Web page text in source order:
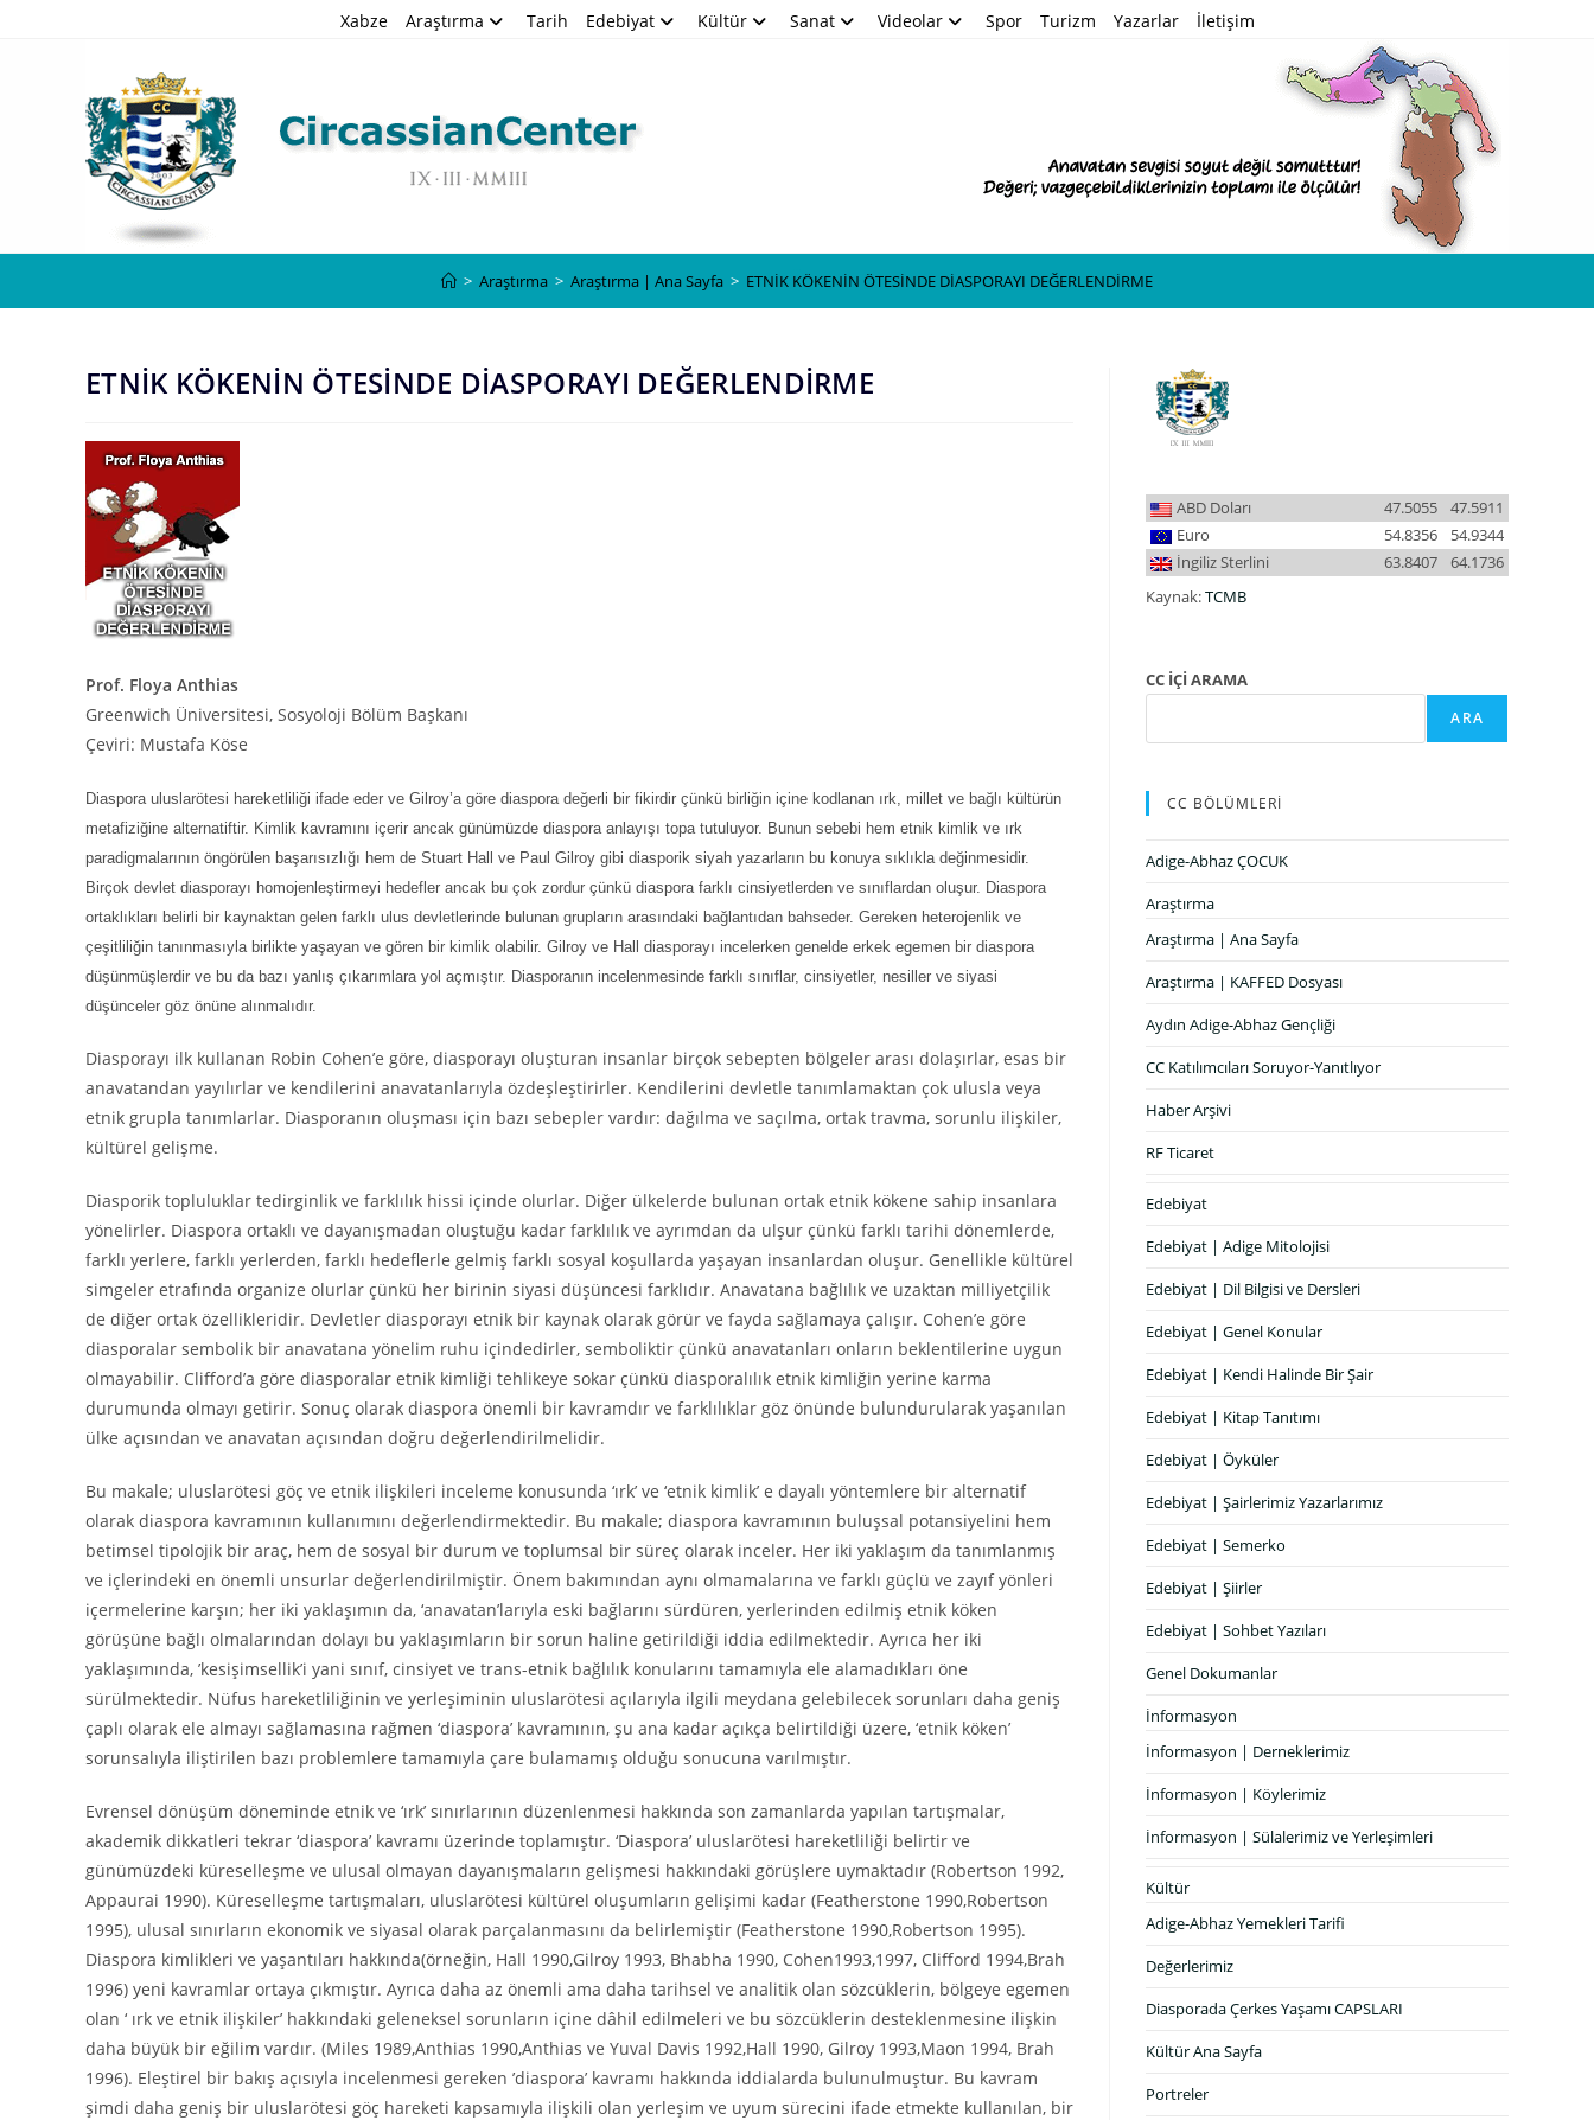
Xabze Araştırma Tarih Edebiyat Kültür Sanat Videolar Spor Turizm Yazarlar İletişim
> Araştırma > Araştırma | Ana Sayfa > ETNİK KÖKENİN ÖTESİNDE DİASPORAYI DEĞERLENDİRME
ETNİK KÖKENİN ÖTESİNDE DİASPORAYI DEĞERLENDİRME
Prof. Floya Anthias
Greenwich Üniversitesi, Sosyoloji Bölüm Başkanı
Çeviri: Mustafa Köse
Diaspora uluslarötesi hareketliliği ifade eder ve Gilroy’a göre diaspora değerli bir fikirdir çünkü birliğin içine kodlanan ırk, millet ve bağlı kültürün
metafiziğine alternatiftir. Kimlik kavramını içerir ancak günümüzde diaspora anlayışı topa tutuluyor. Bunun sebebi hem etnik kimlik ve ırk
paradigmalarının öngörülen başarısızlığı hem de Stuart Hall ve Paul Gilroy gibi diasporik siyah yazarların bu konuya sıklıkla değinmesidir.
Birçok devlet diasporayı homojenleştirmeyi hedefler ancak bu çok zordur çünkü diaspora farklı cinsiyetlerden ve sınıflardan oluşur. Diaspora
ortaklıkları belirli bir kaynaktan gelen farklı ulus devletlerinde bulunan grupların arasındaki bağlantıdan bahseder. Gereken heterojenlik ve
çeşitliliğin tanınmasıyla birlikte yaşayan ve gören bir kimlik olabilir. Gilroy ve Hall diasporayı incelerken genelde erkek egemen bir diaspora
düşünmüşlerdir ve bu da bazı yanlış çıkarımlara yol açmıştır. Diasporanın incelenmesinde farklı sınıflar, cinsiyetler, nesiller ve siyasi
düşünceler göz önüne alınmalıdır.
Diasporayı ilk kullanan Robin Cohen’e göre, diasporayı oluşturan insanlar birçok sebepten bölgeler arası dolaşırlar, esas bir
anavatandan yayılırlar ve kendilerini anavatanlarıyla özdeşleştirirler. Kendilerini devletle tanımlamaktan çok ulusla veya
etnik grupla tanımlarlar. Diasporanın oluşması için bazı sebepler vardır: dağılma ve saçılma, ortak travma, sorunlu ilişkiler,
kültürel gelişme.
Diasporik topluluklar tedirginlik ve farklılık hissi içinde olurlar. Diğer ülkelerde bulunan ortak etnik kökene sahip insanlara
yönelirler. Diaspora ortaklı ve dayanışmadan oluştuğu kadar farklılık ve ayrımdan da ulşur çünkü farklı tarihi dönemlerde,
farklı yerlere, farklı yerlerden, farklı hedeflerle gelmiş farklı sosyal koşullarda yaşayan insanlardan oluşur. Genellikle kültürel
simgeler etrafında organize olurlar çünkü her birinin siyasi düşüncesi farklıdır. Anavatana bağlılık ve uzaktan milliyetçilik
de diğer ortak özellikleridir. Devletler diasporayı etnik bir kaynak olarak görür ve fayda sağlamaya çalışır. Cohen’e göre
diasporalar sembolik bir anavatana yönelim ruhu içindedirler, semboliktir çünkü anavatanları onların beklentilerine uygun
olmayabilir. Clifford’a göre diasporalar etnik kimliği tehlikeye sokar çünkü diasporalılık etnik kimliğin yerine karma
durumunda olmayı getirir. Sonuç olarak diaspora önemli bir kavramdır ve farklılıklar göz önünde bulundurularak yaşanılan
ülke açısından ve anavatan açısından doğru değerlendirilmelidir.
Bu makale; uluslarötesi göç ve etnik ilişkileri inceleme konusunda ‘ırk’ ve ‘etnik kimlik’ e dayalı yöntemlere bir alternatif
olarak diaspora kavramının kullanımını değerlendirmektedir. Bu makale; diaspora kavramının buluşsal potansiyelini hem
betimsel tipolojik bir araç, hem de sosyal bir durum ve toplumsal bir süreç olarak inceler. Her iki yaklaşım da tanımlanmış
ve içlerindeki en önemli unsurlar değerlendirilmiştir. Önem bakımından aynı olmamalarına ve farklı güçlü ve zayıf yönleri
içermelerine karşın; her iki yaklaşımın da, ‘anavatan’larıyla eski bağlarını sürdüren, yerlerinden edilmiş etnik köken
görüşüne bağlı olmalarından dolayı bu yaklaşımların bir sorun haline getirildiği iddia edilmektedir. Ayrıca her iki
yaklaşımında, ’kesişimsellik’i yani sınıf, cinsiyet ve trans-etnik bağlılık konularını tamamıyla ele alamadıkları öne
sürülmektedir. Nüfus hareketliliğinin ve yerleşiminin uluslarötesi açılarıyla ilgili meydana gelebilecek sorunları daha geniş
çaplı olarak ele almayı sağlamasına rağmen ‘diaspora’ kavramının, şu ana kadar açıkça belirtildiği üzere, ‘etnik köken’
sorunsalıyla iliştirilen bazı problemlere tamamıyla çare bulamamış olduğu sonucuna varılmıştır.
Evrensel dönüşüm döneminde etnik ve ‘ırk’ sınırlarının düzenlenmesi hakkında son zamanlarda yapılan tartışmalar,
akademik dikkatleri tekrar ‘diaspora’ kavramı üzerinde toplamıştır. ‘Diaspora’ uluslarötesi hareketliliği belirtir ve
günümüzdeki küreselleşme ve ulusal olmayan dayanışmaların gelişmesi hakkındaki görüşlere uymaktadır (Robertson 1992,
Appaurai 1990). Küreselleşme tartışmaları, uluslarötesi kültürel oluşumların gelişimi kadar (Featherstone 1990,Robertson
1995), ulusal sınırların ekonomik ve siyasal olarak parçalanmasını da belirlemiştir (Featherstone 1990,Robertson 1995).
Diaspora kimlikleri ve yaşantıları hakkında(örneğin, Hall 1990,Gilroy 1993, Bhabha 1990, Cohen1993,1997, Clifford 1994,Brah
1996) yeni kavramlar ortaya çıkmıştır. Ayrıca daha az önemli ama daha tarihsel ve analitik olan sözcüklerin, bölgeye egemen
olan ‘ ırk ve etnik ilişkiler’ hakkındaki geleneksel sorunların içine dâhil edilmeleri ve bu sözcüklerin desteklenmesine ilişkin
daha büyük bir eğilim vardır. (Miles 1989,Anthias 1990,Anthias ve Yuval Davis 1992,Hall 1990, Gilroy 1993,Maon 1994, Brah
1996). Eleştirel bir bakış açısıyla incelenmesi gereken ’diaspora’ kavramı hakkında iddialarda bulunulmuştur. Bu kavram
şimdi daha geniş bir uluslarötesi göç hareketi kapsamıyla ilişkili olan yerleşim ve uyum sürecini ifade etmekte kullanılan, bir
ABD Doları 47.5911
47.5055
Euro
54.9344
54.8356
İngiliz Sterlini
64.1736
63.8407
Kaynak:TCMB
CC İÇİ ARAMA
ARA
CC BÖLÜMLERİ
Adige-Abhaz ÇOCUK
Araştırma
Araştırma | Ana Sayfa
Araştırma | KAFFED Dosyası
Aydın Adige-Abhaz Gençliği
CC Katılımcıları Soruyor-Yanıtlıyor
Haber Arşivi
RF Ticaret
Edebiyat
Edebiyat | Adige Mitolojisi
Edebiyat | Dil Bilgisi ve Dersleri
Edebiyat | Genel Konular
Edebiyat | Kendi Halinde Bir Şair
Edebiyat | Kitap Tanıtımı
Edebiyat | Öyküler
Edebiyat | Şairlerimiz Yazarlarımız
Edebiyat | Semerko
Edebiyat | Şiirler
Edebiyat | Sohbet Yazıları
Genel Dokumanlar
İnformasyon
İnformasyon | Derneklerimiz
İnformasyon | Köylerimiz
İnformasyon | Sülalerimiz ve Yerleşimleri
Kültür
Adige-Abhaz Yemekleri Tarifi
Değerlerimiz
Diasporada Çerkes Yaşamı CAPSLARI
Kültür Ana Sayfa
Portreler